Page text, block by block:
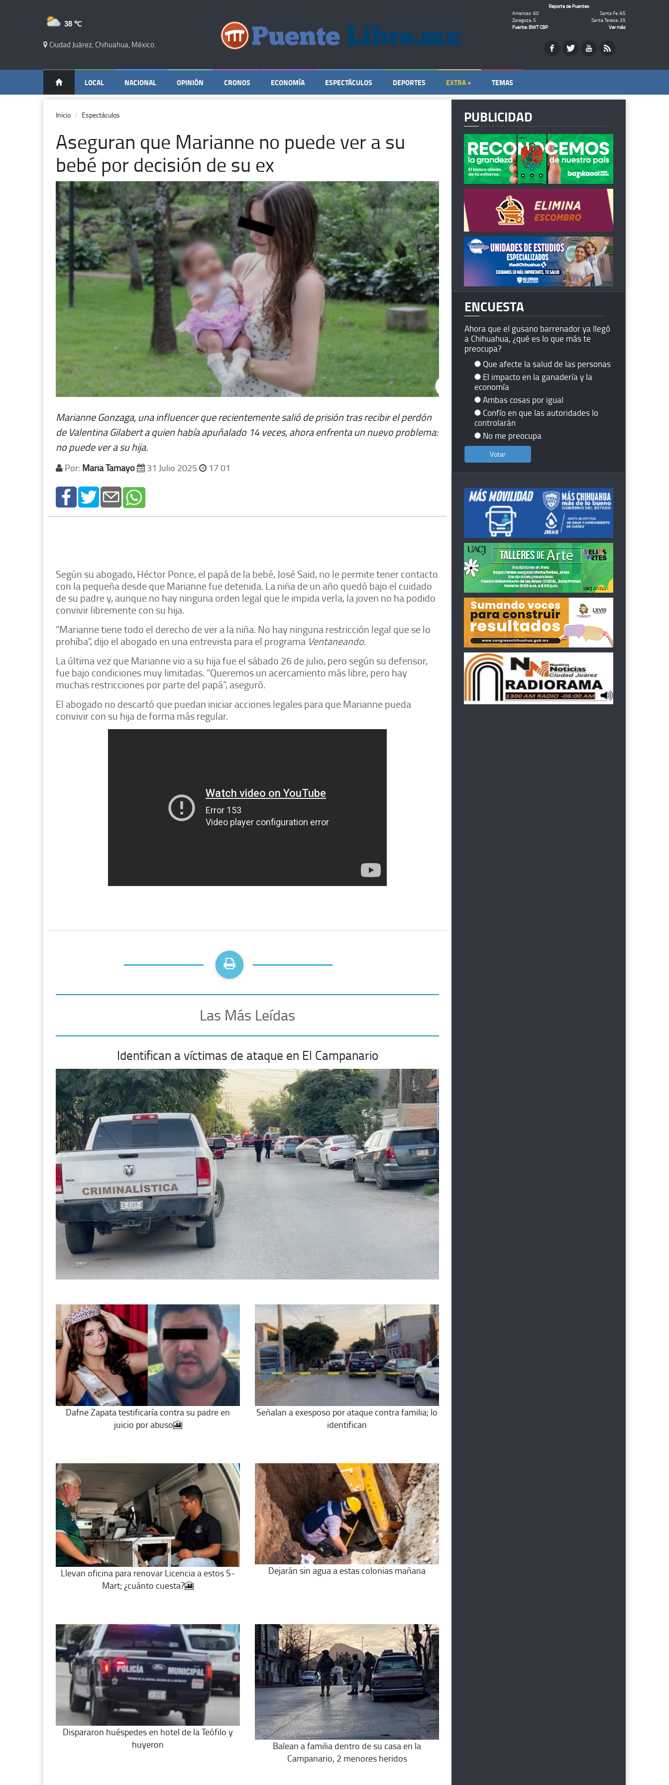
38 ℃
Ciudad Juárez, Chihuahua, México.
Reporte de Puentes
Americas: 60
Santa Fe: 65
Zaragoza: 5
Santa Teresa: 35
Fuente: BWT CBP
Ver más
LOCAL NACIONAL OPINIÓN CRONOS ECONOMÍA ESPECTÁCULOS DEPORTES EXTRA + TEMAS
Inicio Espectáculos
Aseguran que Marianne no puede ver a su
bebé por decisión de su ex
Marianne Gonzaga, una influencer que recientemente salió de prisión tras recibir el perdón
de Valentina Gilabert a quien había apuñalado 14 veces, ahora enfrenta un nuevo problema:
no puede ver a su hija.
Por: María Tamayo 31 Julio 2025 17 01
Según su abogado, Héctor Ponce, el papá de la bebé, José Said, no le permite tener contacto
con la pequeña desde que Marianne fue detenida. La niña de un año quedó bajo el cuidado
de su padre y, aunque no hay ninguna orden legal que le impida verla, la joven no ha podido
convivir libremente con su hija.
"Marianne tiene todo el derecho de ver a la niña. No hay ninguna restricción legal que se lo
prohíba", dijo el abogado en una entrevista para el programa Ventaneando.
La última vez que Marianne vio a su hija fue el sábado 26 de julio, pero según su defensor,
fue bajo condiciones muy limitadas. “Queremos un acercamiento más libre, pero hay
muchas restricciones por parte del papá”, aseguró.
El abogado no descartó que puedan iniciar acciones legales para que Marianne pueda
convivir con su hija de forma más regular.
Las Más Leídas
Identifican a víctimas de ataque en El Campanario
Dafne Zapata testificaría contra su padre en
juicio por abuso🎦
Señalan a exesposo por ataque contra familia; lo
identifican
Llevan oficina para renovar Licencia a estos S-
Mart; ¿cuánto cuesta?🎦
Dejarán sin agua a estas colonias mañana
Dispararon huéspedes en hotel de la Teófilo y
huyeron
Balean a familia dentro de su casa en la
Campanario, 2 menores heridos
PUBLICIDAD
ENCUESTA
Ahora que el gusano barrenador ya llegó
a Chihuahua, ¿qué es lo que más te
preocupa?
Que afecte la salud de las personas
El impacto en la ganadería y la
economía
Ambas cosas por igual
Confío en que las autoridades lo
controlarán
No me preocupa